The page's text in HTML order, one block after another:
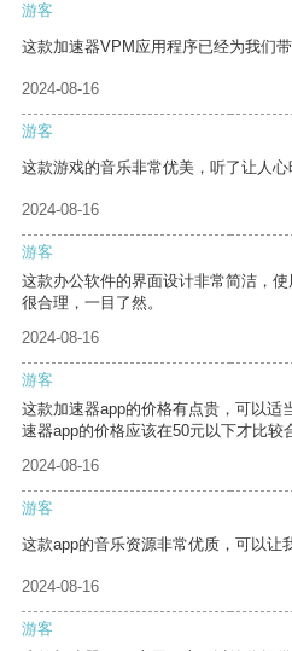
游客
这款加速器VPM应用程序已经为我们
2024-08-16
游客
这款游戏的音乐非常优美，听了让人心
2024-08-16
游客
这款办公软件的界面设计非常简洁，
很合理，一目了然。
2024-08-16
游客
这款加速器app的价格有点贵，可以适
速器app的价格应该在50元以下才比较
2024-08-16
游客
这款app的音乐资源非常优质，可以让
2024-08-16
游客